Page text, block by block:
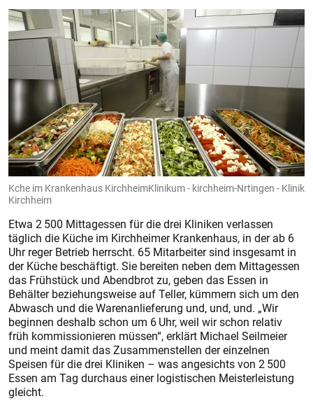
Kche im Krankenhaus KirchheimKlinikum - kirchheim-Nrtingen - Klinik
Kirchheim
Etwa 2 500 Mittagessen für die drei Kliniken verlassen
täglich die Küche im Kirchheimer Krankenhaus, in der ab 6
Uhr reger Betrieb herrscht. 65 Mitarbeiter sind insgesamt in
der Küche beschäftigt. Sie bereiten neben dem Mittagessen
das Frühstück und Abendbrot zu, geben das Essen in
Behälter beziehungsweise auf Teller, kümmern sich um den
Abwasch und die Warenanlieferung und, und, und. „Wir
beginnen deshalb schon um 6 Uhr, weil wir schon relativ
früh kommissionieren müssen“, erklärt Michael Seilmeier
und meint damit das Zusammenstellen der einzelnen
Speisen für die drei Kliniken – was angesichts von 2 500
Essen am Tag durchaus einer logistischen Meisterleistung
gleicht.